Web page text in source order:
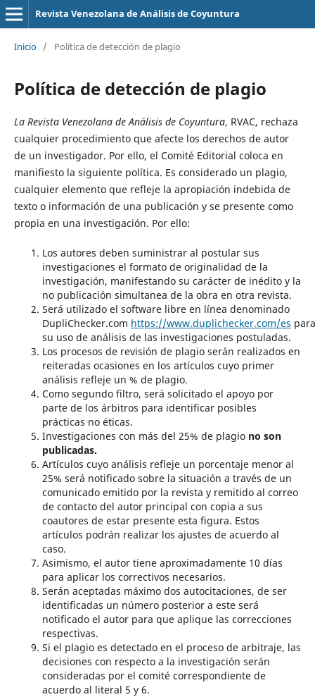
Revista Venezolana de Análisis de Coyuntura
Inicio / Política de detección de plagio
Política de detección de plagio
La Revista Venezolana de Análisis de Coyuntura, RVAC, rechaza
cualquier procedimiento que afecte los derechos de autor
de un investigador. Por ello, el Comité Editorial coloca en
manifiesto la siguiente política. Es considerado un plagio,
cualquier elemento que refleje la apropiación indebida de
texto o información de una publicación y se presente como
propia en una investigación. Por ello:
Los autores deben suministrar al postular sus
investigaciones el formato de originalidad de la
investigación, manifestando su carácter de inédito y la
no publicación simultanea de la obra en otra revista.
Será utilizado el software libre en línea denominado
DupliChecker.com https://www.duplichecker.com/es para
su uso de análisis de las investigaciones postuladas.
Los procesos de revisión de plagio serán realizados en
reiteradas ocasiones en los artículos cuyo primer
análisis refleje un % de plagio.
Como segundo filtro, será solicitado el apoyo por
parte de los árbitros para identificar posibles
prácticas no éticas.
Investigaciones con más del 25% de plagio no son
publicadas.
Artículos cuyo análisis refleje un porcentaje menor al
25% será notificado sobre la situación a través de un
comunicado emitido por la revista y remitido al correo
de contacto del autor principal con copia a sus
coautores de estar presente esta figura. Estos
artículos podrán realizar los ajustes de acuerdo al
caso.
Asimismo, el autor tiene aproximadamente 10 días
para aplicar los correctivos necesarios.
Serán aceptadas máximo dos autocitaciones, de ser
identificadas un número posterior a este será
notificado el autor para que aplique las correcciones
respectivas.
Si el plagio es detectado en el proceso de arbitraje, las
decisiones con respecto a la investigación serán
consideradas por el comité correspondiente de
acuerdo al literal 5 y 6.